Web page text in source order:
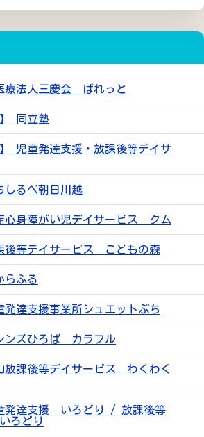
療法人三慶会 ぱれっと
】 同立塾
】 児童発達支援・放課後等デイサ
しるべ朝日川越
心身障がい児デイサービス クム
後等デイサービス こどもの森
らふる
発達支援事業所シュエットぷち
ンズひろば カラフル
放課後等デイサービス わくわく
発達支援 いろどり / 放課後等
ろどり